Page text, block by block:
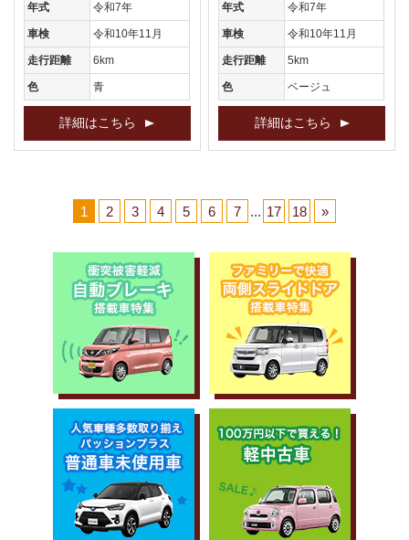
年式 令和7年
車検 令和10年11月
走行距離 6km
色 青
詳細はこちら
年式 令和7年
車検 令和10年11月
走行距離 5km
色 ベージュ
詳細はこちら
1 2 3 4 5 6 7 ... 17 18 »